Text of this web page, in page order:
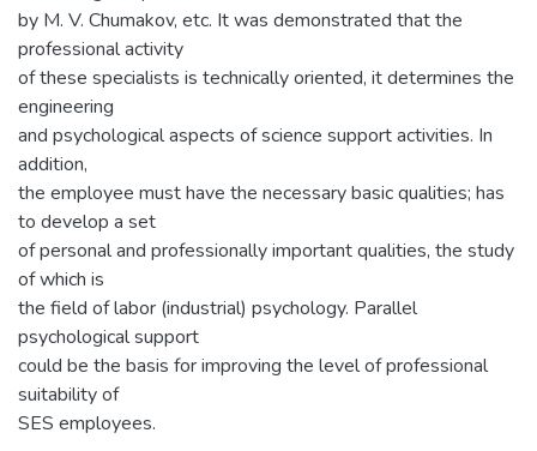
by M. V. Chumakov, etc. It was demonstrated that the
professional activity
of these specialists is technically oriented, it determines the
engineering
and psychological aspects of science support activities. In
addition,
the employee must have the necessary basic qualities; has
to develop a set
of personal and professionally important qualities, the study
of which is
the field of labor (industrial) psychology. Parallel
psychological support
could be the basis for improving the level of professional
suitability of
SES employees.